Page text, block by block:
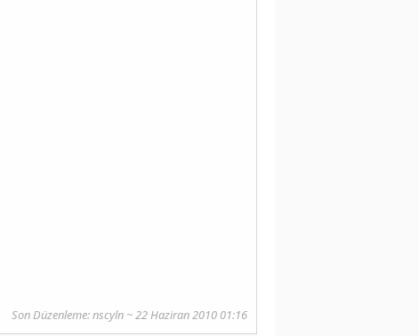
Son Düzenleme:nscyln ~ 22 Haziran 2010 01:16